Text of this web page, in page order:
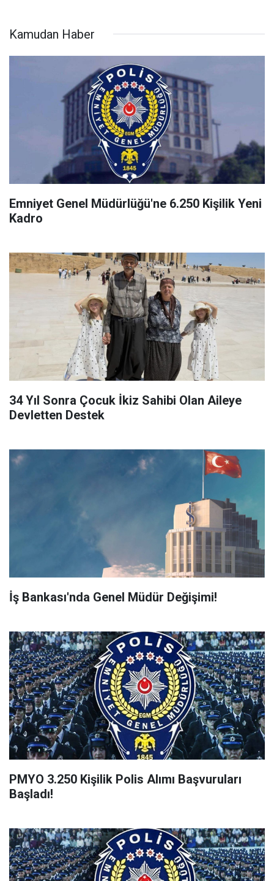
Kamudan Haber
Emniyet Genel Müdürlüğü'ne 6.250 Kişilik Yeni
Kadro
34 Yıl Sonra Çocuk İkiz Sahibi Olan Aileye
Devletten Destek
İş Bankası'nda Genel Müdür Değişimi!
PMYO 3.250 Kişilik Polis Alımı Başvuruları
Başladı!